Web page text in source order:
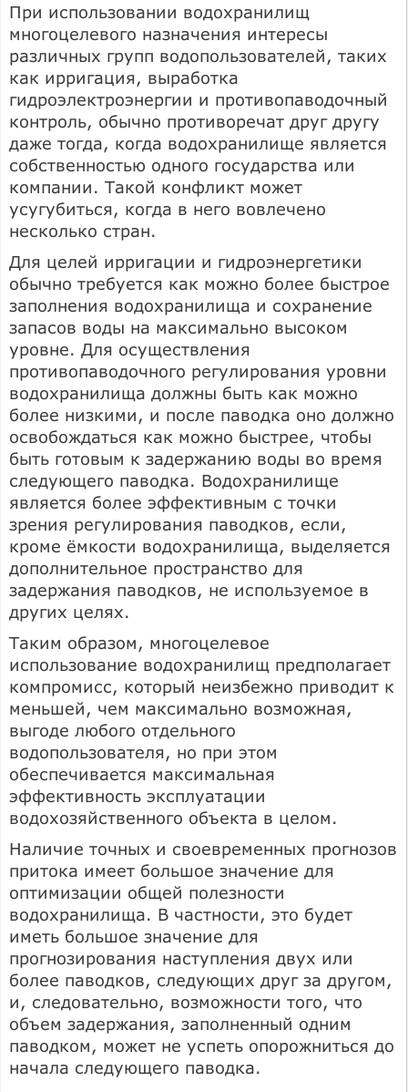
При использовании водохранилищ
многоцелевого назначения интересы
различных групп водопользователей, таких
как ирригация, выработка
гидроэлектроэнергии и противопаводочный
контроль, обычно противоречат друг другу
даже тогда, когда водохранилище является
собственностью одного государства или
компании. Такой конфликт может
усугубиться, когда в него вовлечено
несколько стран.
Для целей ирригации и гидроэнергетики
обычно требуется как можно более быстрое
заполнения водохранилища и сохранение
запасов воды на максимально высоком
уровне. Для осуществления
противопаводочного регулирования уровни
водохранилища должны быть как можно
более низкими, и после паводка оно должно
освобождаться как можно быстрее, чтобы
быть готовым к задержанию воды во время
следующего паводка. Водохранилище
является более эффективным с точки
зрения регулирования паводков, если,
кроме ёмкости водохранилища, выделяется
дополнительное пространство для
задержания паводков, не используемое в
других целях.
Таким образом, многоцелевое
использование водохранилищ предполагает
компромисс, который неизбежно приводит к
меньшей, чем максимально возможная,
выгоде любого отдельного
водопользователя, но при этом
обеспечивается максимальная
эффективность эксплуатации
водохозяйственного объекта в целом.
Наличие точных и своевременных прогнозов
притока имеет большое значение для
оптимизации общей полезности
водохранилища. В частности, это будет
иметь большое значение для
прогнозирования наступления двух или
более паводков, следующих друг за другом,
и, следовательно, возможности того, что
объем задержания, заполненный одним
паводком, может не успеть опорожниться до
начала следующего паводка.